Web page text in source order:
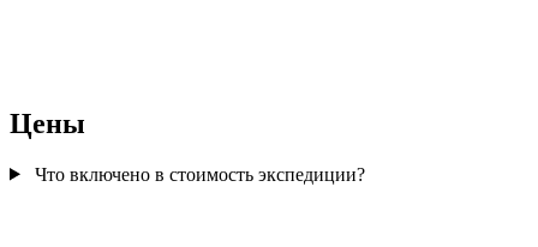
Цены
Что включено в стоимость экспедиции?